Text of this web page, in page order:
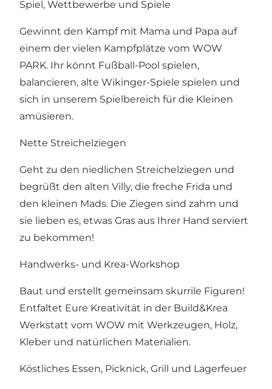
Spiel, Wettbewerbe und Spiele
Gewinnt den Kampf mit Mama und Papa auf
einem der vielen Kampfplätze vom WOW
PARK. Ihr könnt Fußball-Pool spielen,
balancieren, alte Wikinger-Spiele spielen und
sich in unserem Spielbereich für die Kleinen
amüsieren.
Nette Streichelziegen
Geht zu den niedlichen Streichelziegen und
begrüßt den alten Villy, die freche Frida und
den kleinen Mads. Die Ziegen sind zahm und
sie lieben es, etwas Gras aus Ihrer Hand serviert
zu bekommen!
Handwerks- und Krea-Workshop
Baut und erstellt gemeinsam skurrile Figuren!
Entfaltet Eure Kreativität in der Build&Krea
Werkstatt vom WOW mit Werkzeugen, Holz,
Kleber und natürlichen Materialien.
Köstliches Essen, Picknick, Grill und Lagerfeuer